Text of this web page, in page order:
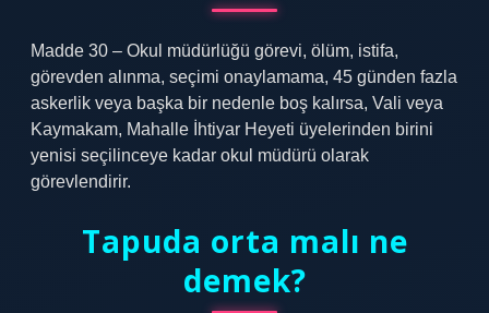
Madde 30 – Okul müdürlüğü görevi, ölüm, istifa,
görevden alınma, seçimi onaylamama, 45 günden fazla
askerlik veya başka bir nedenle boş kalırsa, Vali veya
Kaymakam, Mahalle İhtiyar Heyeti üyelerinden birini
yenisi seçilinceye kadar okul müdürü olarak
görevlendirir.
Tapuda orta malı ne
demek?